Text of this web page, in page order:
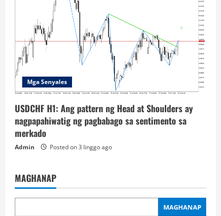
Mga Senyales
USDCHF H1: Ang pattern ng Head at Shoulders ay
nagpapahiwatig ng pagbabago sa sentimento sa
merkado
Admin Posted on 3 linggo ago
MAGHANAP
MAGHANAP